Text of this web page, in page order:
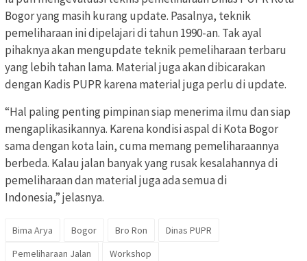
Bogor yang masih kurang update. Pasalnya, teknik
pemeliharaan ini dipelajari di tahun 1990-an. Tak ayal
pihaknya akan mengupdate teknik pemeliharaan terbaru
yang lebih tahan lama. Material juga akan dibicarakan
dengan Kadis PUPR karena material juga perlu di update.
“Hal paling penting pimpinan siap menerima ilmu dan siap
mengaplikasikannya. Karena kondisi aspal di Kota Bogor
sama dengan kota lain, cuma memang pemeliharaannya
berbeda. Kalau jalan banyak yang rusak kesalahannya di
pemeliharaan dan material juga ada semua di
Indonesia,” jelasnya.
Bima Arya Bogor Bro Ron
Dinas PUPR
Pemeliharaan Jalan
Workshop